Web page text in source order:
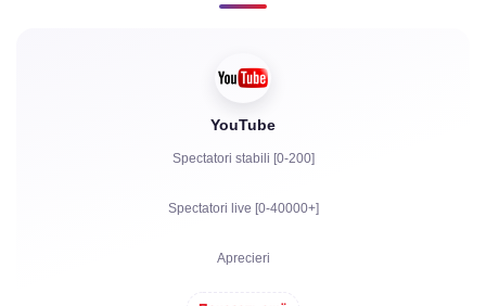
YouTube
Spectatori stabili [0-200]
Spectatori live [0-40000+]
Aprecieri